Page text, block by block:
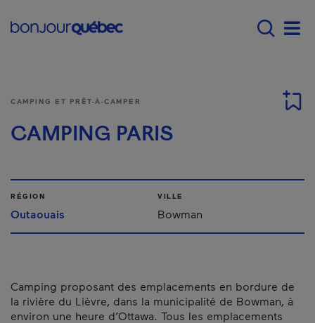
Main navigation -
CAMPING ET PRÊT-À-CAMPER
CAMPING PARIS
RÉGION
Outaouais
VILLE
Bowman
Camping proposant des emplacements en bordure de
la rivière du Lièvre, dans la municipalité de Bowman, à
environ une heure d’Ottawa. Tous les emplacements